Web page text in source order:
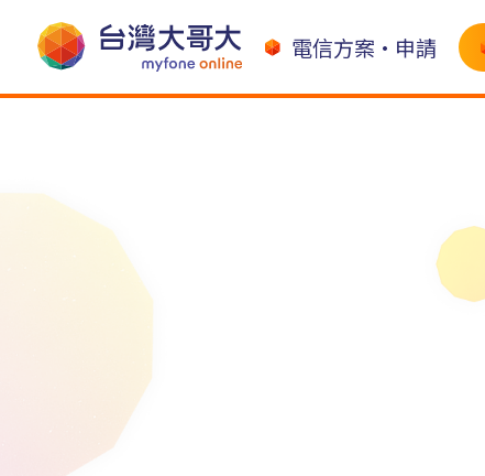
電信方案•申請